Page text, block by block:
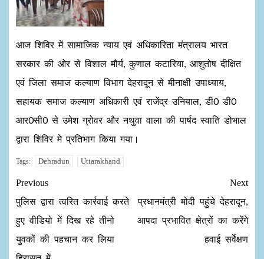
आज शिविर में सामाजिक न्याय एवं अधिकारिता मंत्रालय भारत
सरकार की ओर से विशाल मौर्य, कुणाल कटारिया, आशुतोष दीक्षित
एवं जिला समाज कल्याण विभाग देहरादून से मीनाक्षी उपाध्याय,
सहायक समाज कल्याण अधिकारी एवं राजेंद्र उनियाल, डी0 डी0
आर0सी0 से उमेश ग्रोवर और नथुवा वाला की पार्षद स्वाति डोभाल
द्वारा शिविर मे प्रतिभाग किया गया।
Tags: Dehradun Uttarakhand
Previous
पुलिस द्वारा त्वरित कार्रवाई करते
हुए वीडियो में दिख रहे तीनो
युवकों की पहचान कर लिया
Next
प्रधानमंत्री मोदी पहुंचे देहरादून,
आपदा प्रभावित क्षेत्रों का करेंगे
हवाई सर्वेक्षण